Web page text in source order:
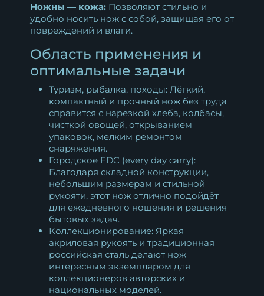
Ножны — кожа: Позволяют стильно и
удобно носить нож с собой, защищая его от
повреждений и влаги.
Область применения и
оптимальные задачи
Туризм, рыбалка, походы: Лёгкий,
компактный и прочный нож без труда
справится с нарезкой хлеба, колбасы,
чисткой овощей, открыванием
упаковок, мелким ремонтом
снаряжения.
Городское EDC (every day carry):
Благодаря складной конструкции,
небольшим размерам и стильной
рукояти, этот нож отлично подойдёт
для ежедневного ношения и решения
бытовых задач.
Коллекционирование: Яркая
акриловая рукоять и традиционная
российская сталь делают нож
интересным экземпляром для
коллекционеров авторских и
национальных моделей.